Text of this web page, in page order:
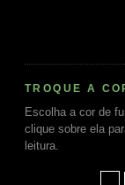
TROQUE A
Escolha a cor de
clique sobre ela
leitura.